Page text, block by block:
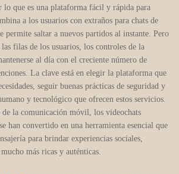
lo que es una plataforma fácil y rápida para
a los usuarios con extraños para chats de
permite saltar a nuevos partidos al instante. Pero
filas de los usuarios, los controles de la
al día con el creciente número de
La clave está en elegir la plataforma que
seguir buenas prácticas de seguridad y
y tecnológico que ofrecen estos servicios.
de la comunicación móvil, los videochats
han convertido en una herramienta esencial que
para brindar experiencias sociales,
más ricas y auténticas.